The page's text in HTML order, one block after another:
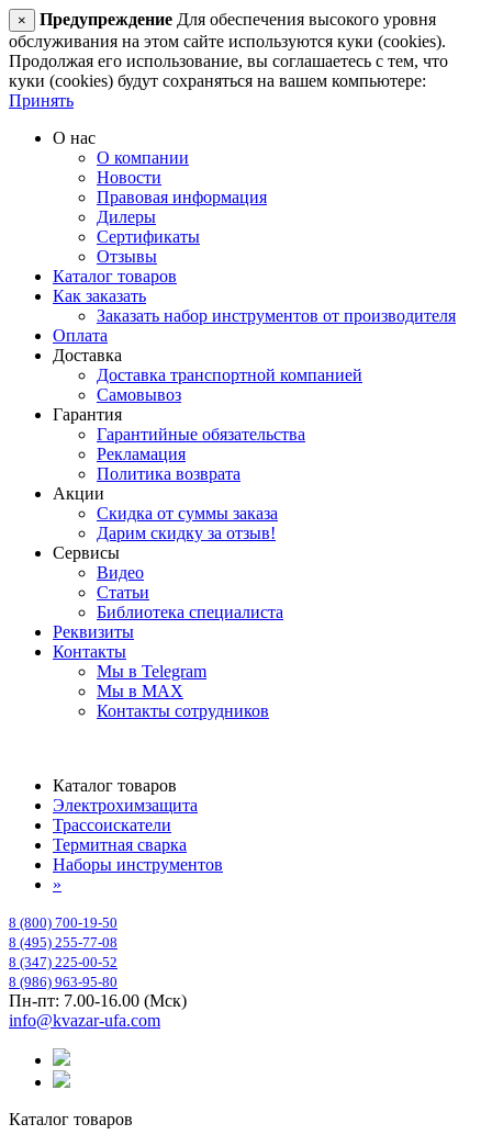
× Предупреждение Для обеспечения высокого уровня
обслуживания на этом сайте используются куки (cookies).
Продолжая его использование, вы соглашаетесь с тем, что
куки (cookies) будут сохраняться на вашем компьютере:
Принять
О нас
О компании
Новости
Правовая информация
Дилеры
Сертификаты
Отзывы
Каталог товаров
Как заказать
Заказать набор инструментов от производителя
Оплата
Доставка
Доставка транспортной компанией
Самовывоз
Гарантия
Гарантийные обязательства
Рекламация
Политика возврата
Акции
Скидка от суммы заказа
Дарим скидку за отзыв!
Сервисы
Видео
Статьи
Библиотека специалиста
Реквизиты
Контакты
Мы в Telegram
Мы в MAX
Контакты сотрудников
Каталог товаров
Электрохимзащита
Трассоискатели
Термитная сварка
Наборы инструментов
»
8 (800) 700-19-50
8 (495) 255-77-08
8 (347) 225-00-52
8 (986) 963-95-80
Пн-пт: 7.00-16.00 (Мск)
info@kvazar-ufa.com
Каталог товаров